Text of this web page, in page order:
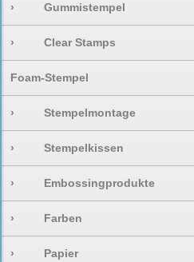
› Gummistempel
› Clear Stamps
Foam-Stempel
› Stempelmontage
› Stempelkissen
› Embossingprodukte
› Farben
› Papier